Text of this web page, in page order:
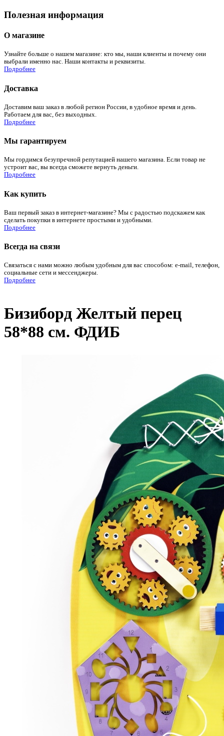
Полезная информация
О магазине
Узнайте больше о нашем магазине: кто мы, наши клиенты и почему они
выбрали именно нас. Наши контакты и реквизиты.
Подробнее
Доставка
Доставим ваш заказ в любой регион России, в удобное время и день.
Работаем для вас, без выходных.
Подробнее
Мы гарантируем
Мы гордимся безупречной репутацией нашего магазина. Если товар не
устроит вас, вы всегда сможете вернуть деньги.
Подробнее
Как купить
Ваш первый заказ в интернет-магазине? Мы с радостью подскажем как
сделать покупки в интернете простыми и удобными.
Подробнее
Всегда на связи
Связаться с нами можно любым удобным для вас способом: e-mail, телефон,
социальные сети и мессенджеры.
Подробнее
Бизиборд Желтый перец
58*88 см. ФДИБ